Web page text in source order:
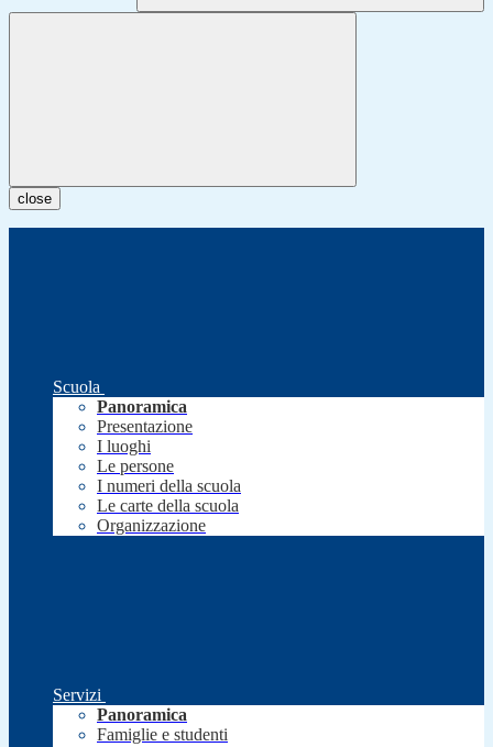
close
Scuola
Panoramica
Presentazione
I luoghi
Le persone
I numeri della scuola
Le carte della scuola
Organizzazione
Servizi
Panoramica
Famiglie e studenti